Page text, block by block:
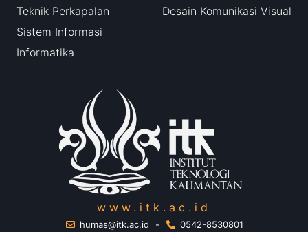
Teknik Perkapalan
Sistem Informasi
Informatika
Desain Komunikasi Visual
www.itk.ac.id
humas@itk.ac.id - 0542-8530801